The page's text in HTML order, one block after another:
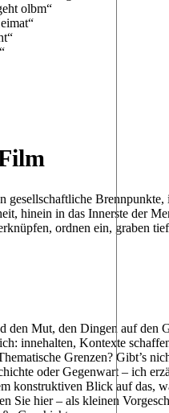
olbm“
gesellschaftliche Brennpunkte,
hinein in das Innerste der
ordnen ein, graben
den Mut, den Dingen auf den
innehalten, Kontexte
Grenzen? Gibt’s
oder Gegenwart – ich
konstruktiven Blick auf das,
Sie hier – als kleinen